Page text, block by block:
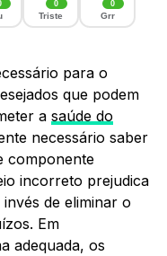
0
Triste
0
Grr
para o
que podem
a saúde do
necessário saber
componente
incorreto prejudica
de eliminar o
Em
adequada, os